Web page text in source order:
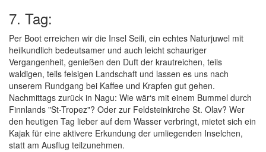
7. Tag:
Per Boot erreichen wir die Insel Seili, ein echtes Naturjuwel mit
heilkundlich bedeutsamer und auch leicht schauriger
Vergangenheit, genießen den Duft der krautreichen, teils
waldigen, teils felsigen Landschaft und lassen es uns nach
unserem Rundgang bei Kaffee und Krapfen gut gehen.
Nachmittags zurück in Nagu: Wie wär‘s mit einem Bummel durch
Finnlands "St-Tropez"? Oder zur Feldsteinkirche St. Olav? Wer
den heutigen Tag lieber auf dem Wasser verbringt, mietet sich ein
Kajak für eine aktivere Erkundung der umliegenden Inselchen,
statt am Ausflug teilzunehmen.